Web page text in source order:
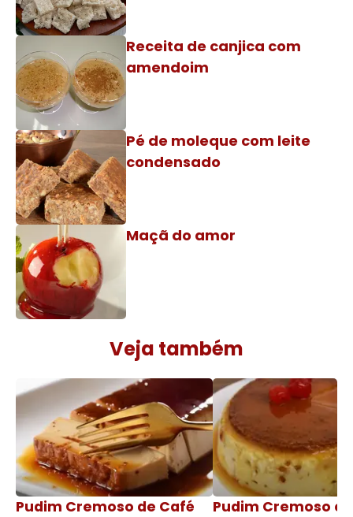
Receita de canjica com
amendoim
Pé de moleque com leite
condensado
Maçã do amor
Veja também
Pudim Cremoso de Café
Pudim Cremoso